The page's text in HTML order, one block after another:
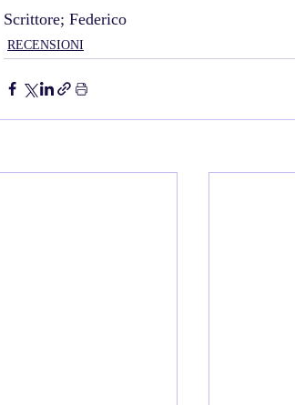
Scrittore; Federico
RECENSIONI